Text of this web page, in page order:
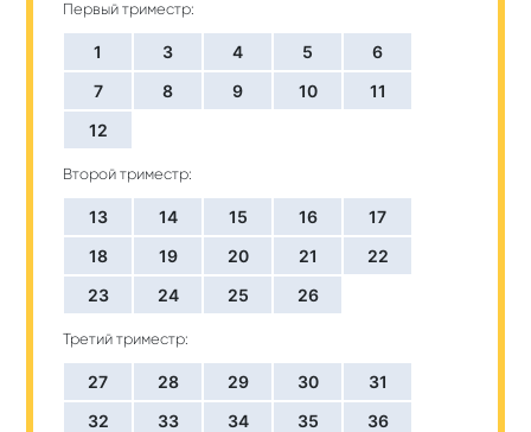
Первый триместр:
1 3 4 5
6
7
8 9 10
11
12
Второй триместр:
13 14 15 16
17
18
19 20 21
22
23
24 25 26
Третий триместр:
27 28 29 30
31
32
33 34 35
36